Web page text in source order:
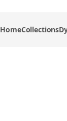
HomeCollections